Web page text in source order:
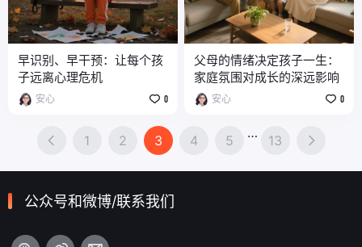
早识别、早干预：让每个孩
子远离心理危机
安心 0
父母的情绪决定孩子一生：
家庭氛围对成长的深远影响
安心 0
1 2 3 4 5 … 13
公众号和微博/联系我们